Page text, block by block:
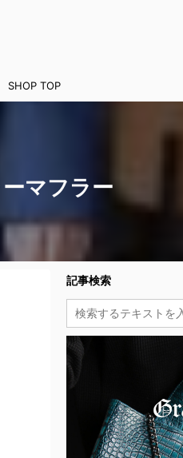
SHOP TOP
マフラー
記事検索